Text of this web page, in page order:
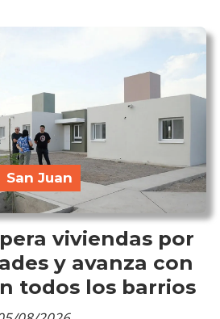
viviendas por
y avanza con
todos los barrios
San Juan